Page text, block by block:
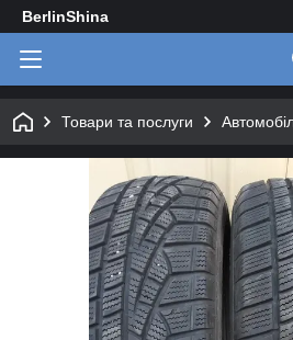
BerlinShina
Товари та послуги